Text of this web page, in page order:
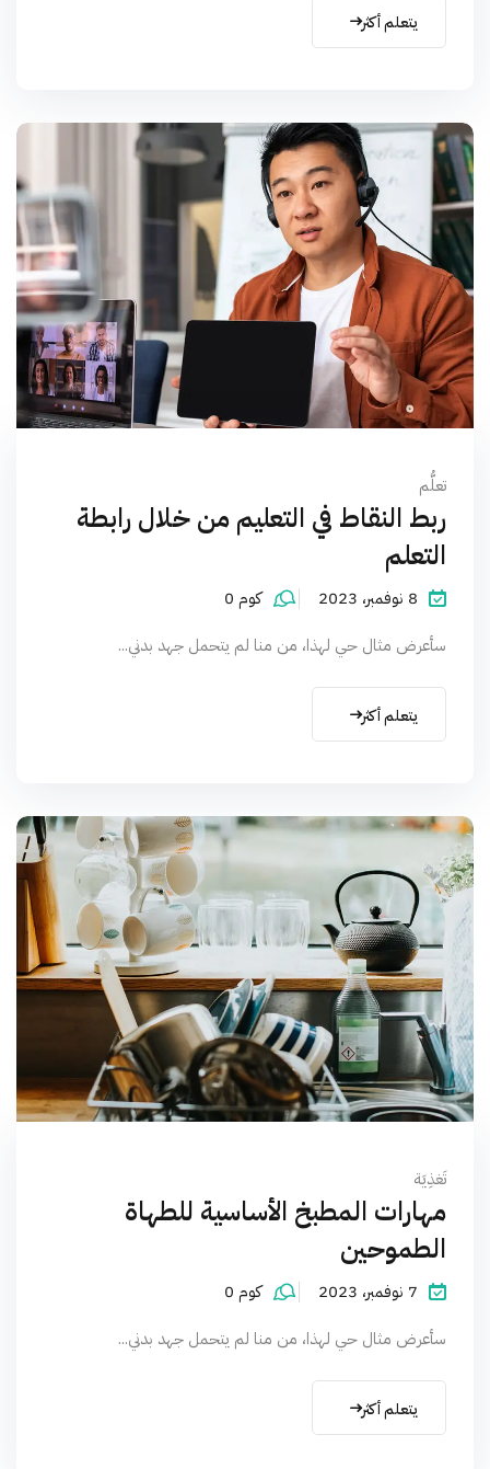
يتعلم أكثر
تعلُّم
ربط النقاط في التعليم من خلال رابطة
التعلم
8 نوفمبر، 2023
كوم 0
سأعرض مثال حي لهذا، من منا لم يتحمل جهد بدني...
يتعلم أكثر
تَغذِيَة
مهارات المطبخ الأساسية للطهاة
الطموحين
7 نوفمبر، 2023
كوم 0
سأعرض مثال حي لهذا، من منا لم يتحمل جهد بدني...
يتعلم أكثر